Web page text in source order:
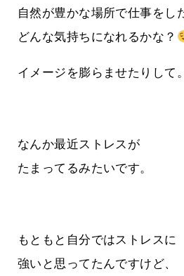
自然が豊かな場所で仕事をし
どんな気持ちになれるかな？
イメージを膨らませたりして。
なんか最近ストレスが
たまってるみたいです。
もともと自分ではストレスに
強いと思ってたんですけど、